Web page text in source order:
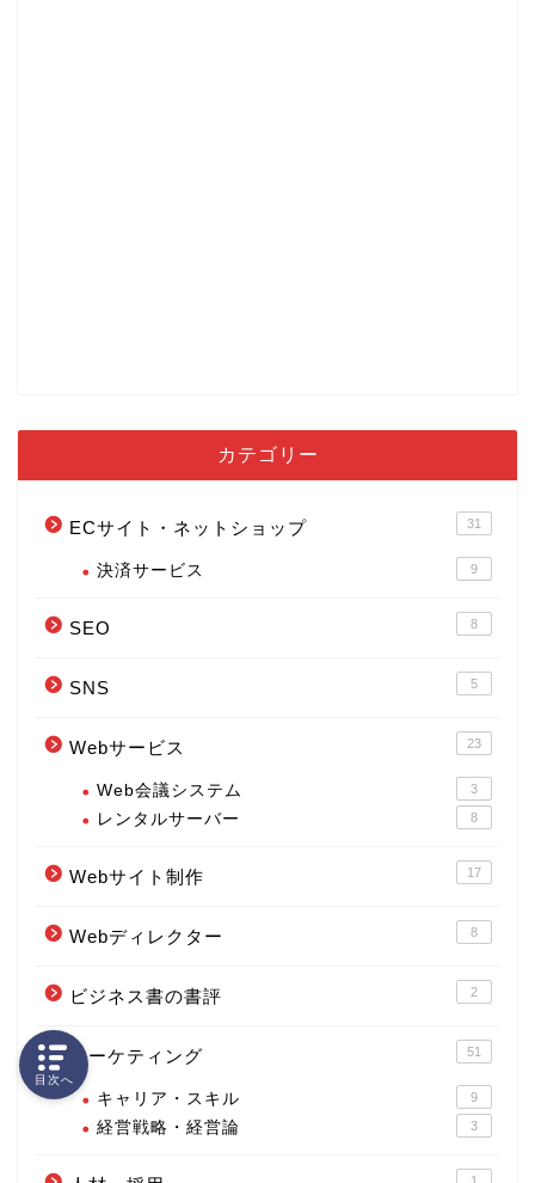
カテゴリー
ECサイト・ネットショップ 31
決済サービス 9
SEO 8
SNS 5
Webサービス 23
Web会議システム 3
レンタルサーバー 8
Webサイト制作 17
Webディレクター 8
ビジネス書の書評 2
マーケティング 51
キャリア・スキル 9
経営戦略・経営論 3
1
目次へ